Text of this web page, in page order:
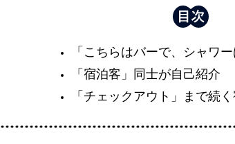
「こちらはバーで、シャワー
「宿泊客」同士が自己紹介
「チェックアウト」まで続